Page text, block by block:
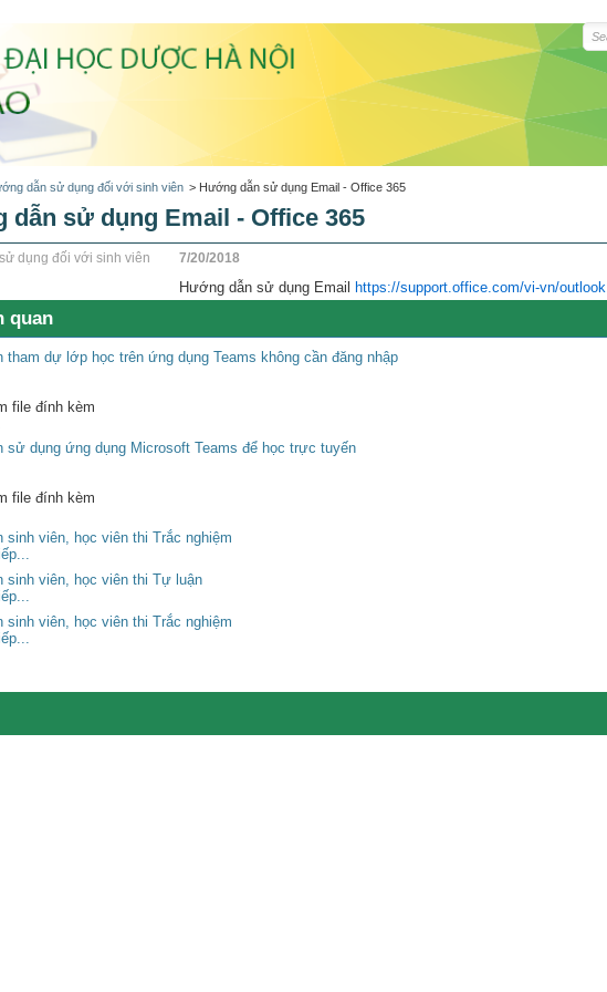
dẫn sử dụng đối với sinh viên > Hướng dẫn sử dụng Email - Office 365
dẫn sử dụng Email - Office 365
dụng đối với sinh viên 7/20/2018
Hướng dẫn sử dụng Email https://support.office.com/vi-vn/outlook
quan
tham dự lớp học trên ứng dụng Teams không cần đăng nhập
file đính kèm
sử dụng ứng dụng Microsoft Teams để học trực tuyến
file đính kèm
sinh viên, học viên thi Trắc nghiệm
sinh viên, học viên thi Tự luận
sinh viên, học viên thi Trắc nghiệm